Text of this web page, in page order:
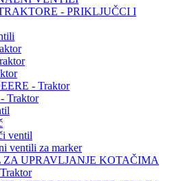
- PRIKLJUČCI I
- Traktor
Traktor
ventil
ventili za marker
UPRAVLJANJE KOTAČIMA